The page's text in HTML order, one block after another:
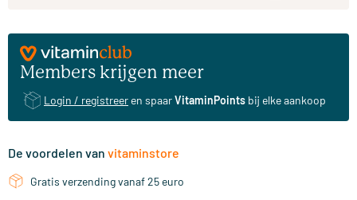
Members krijgen meer
Login / registreer en spaarVitaminPoints bij elke aankoop
De voordelen van vitaminstore
Gratis verzending vanaf 25 euro